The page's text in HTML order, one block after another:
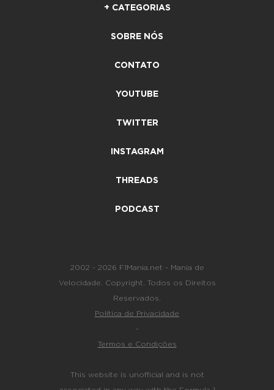
+ CATEGORIAS
SOBRE NÓS
CONTATO
YOUTUBE
TWITTER
INSTAGRAM
THREADS
PODCAST
2002 - 2026 F1Mania.net - Mania de
Velocidade. Copyright. Todos os Direitos
Reservados.
Política de Privacidade
-
Termos e Condições
This website is unofficial and is not